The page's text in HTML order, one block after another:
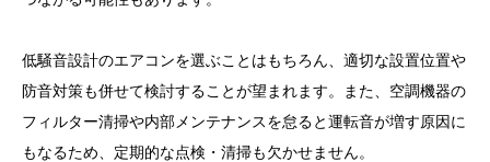
低騒音設計のエアコンを選ぶことはもちろん、適切な設置位置や
防音対策も併せて検討することが望まれます。また、空調機器の
フィルター清掃や内部メンテナンスを怠ると運転音が増す原因に
もなるため、定期的な点検・清掃も欠かせません。